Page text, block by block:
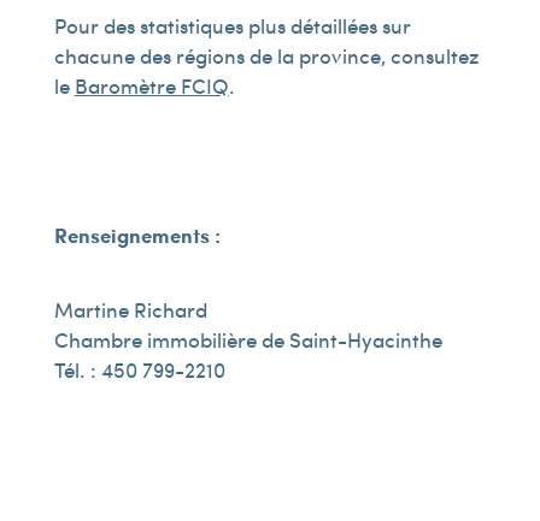
Pour des statistiques plus détaillées sur
chacune des régions de la province, consultez
le Baromètre FCIQ.
Renseignements :
Martine Richard
Chambre immobilière de Saint-Hyacinthe
Tél. : 450 799-2210